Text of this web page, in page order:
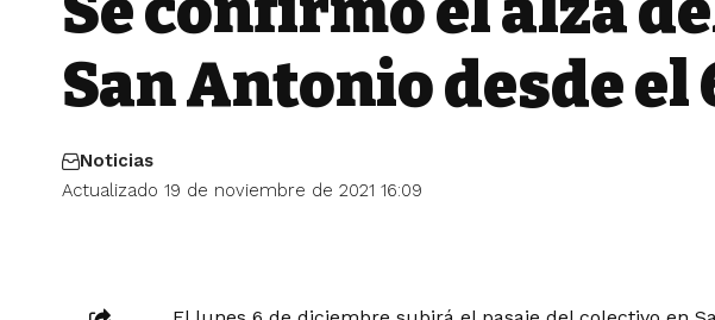
San Antonio desde el
Actualizado 19 de noviembre de 2021 16:09
Noticias